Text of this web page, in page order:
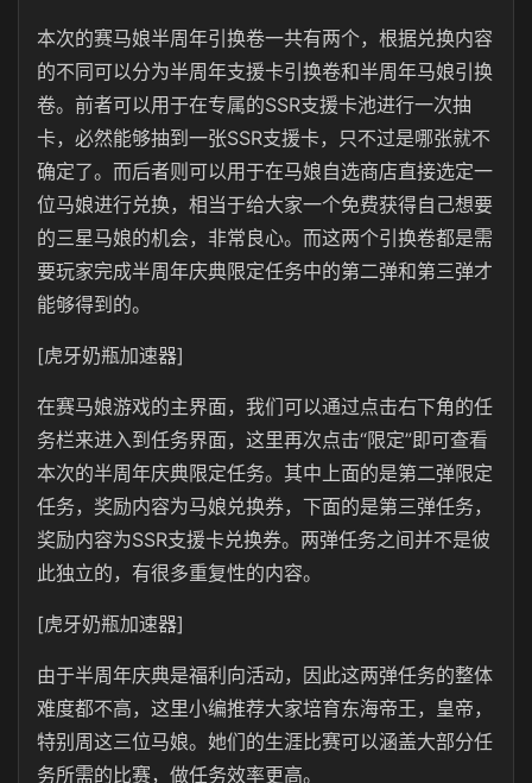
本次的赛马娘半周年引换卷一共有两个，根据兑换内容
的不同可以分为半周年支援卡引换卷和半周年马娘引换
卷。前者可以用于在专属的SSR支援卡池进行一次抽
卡，必然能够抽到一张SSR支援卡，只不过是哪张就不
确定了。而后者则可以用于在马娘自选商店直接选定一
位马娘进行兑换，相当于给大家一个免费获得自己想要
的三星马娘的机会，非常良心。而这两个引换卷都是需
要玩家完成半周年庆典限定任务中的第二弹和第三弹才
能够得到的。
[虎牙奶瓶加速器]
在赛马娘游戏的主界面，我们可以通过点击右下角的任
务栏来进入到任务界面，这里再次点击“限定”即可查看
本次的半周年庆典限定任务。其中上面的是第二弹限定
任务，奖励内容为马娘兑换券，下面的是第三弹任务，
奖励内容为SSR支援卡兑换券。两弹任务之间并不是彼
此独立的，有很多重复性的内容。
[虎牙奶瓶加速器]
由于半周年庆典是福利向活动，因此这两弹任务的整体
难度都不高，这里小编推荐大家培育东海帝王，皇帝，
特别周这三位马娘。她们的生涯比赛可以涵盖大部分任
务所需的比赛，做任务效率更高。